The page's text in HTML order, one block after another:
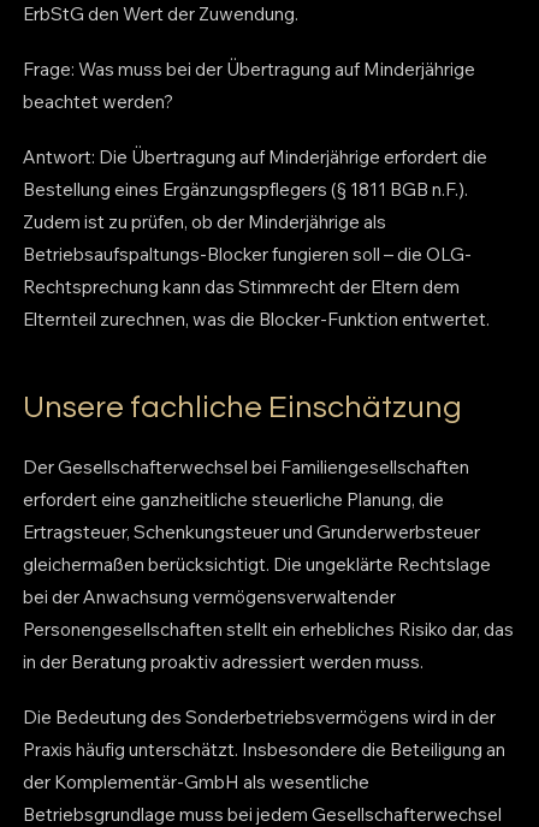
ErbStG den Wert der Zuwendung.
Frage: Was muss bei der Übertragung auf Minderjährige
beachtet werden?
Antwort: Die Übertragung auf Minderjährige erfordert die
Bestellung eines Ergänzungspflegers (§ 1811 BGB n.F.).
Zudem ist zu prüfen, ob der Minderjährige als
Betriebsaufspaltungs-Blocker fungieren soll – die OLG-
Rechtsprechung kann das Stimmrecht der Eltern dem
Elternteil zurechnen, was die Blocker-Funktion entwertet.
Unsere fachliche Einschätzung
Der Gesellschafterwechsel bei Familiengesellschaften
erfordert eine ganzheitliche steuerliche Planung, die
Ertragsteuer, Schenkungsteuer und Grunderwerbsteuer
gleichermaßen berücksichtigt. Die ungeklärte Rechtslage
bei der Anwachsung vermögensverwaltender
Personengesellschaften stellt ein erhebliches Risiko dar, das
in der Beratung proaktiv adressiert werden muss.
Die Bedeutung des Sonderbetriebsvermögens wird in der
Praxis häufig unterschätzt. Insbesondere die Beteiligung an
der Komplementär-GmbH als wesentliche
Betriebsgrundlage muss bei jedem Gesellschafterwechsel